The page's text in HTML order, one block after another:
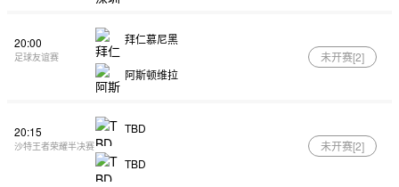
20:00
足球友谊赛
拜仁慕尼黑
阿斯顿维拉
未开赛[2]
20:15
沙特王者荣耀半决赛
TBD
TBD
未开赛[2]